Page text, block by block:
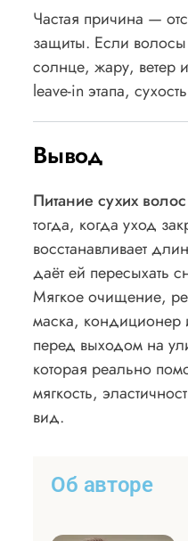
Частая причина —
защиты. Если
солнце, жару, ветер
leave-in этапа,
Вывод
Питание сухих
тогда, когда уход
восстанавливает
даёт ей пересыхать
Мягкое очищение,
маска, кондиционер
перед выходом на
которая реально
мягкость,
вид.
Об авторе